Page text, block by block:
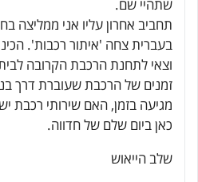
שתהיי שם.
תחביב אחרון עליו אני ממליצה
בעברית צחה 'איתור רכבות'.
וצאי לתחנת הרכבת הקרובה
זמנים של הרכבת שעוברת דרך
מגיעה בזמן, האם שירותי רכבת
כאן ביום שלם של חדווה.
שלב הייאוש